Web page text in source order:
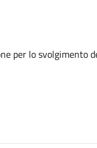
per lo svolgimento